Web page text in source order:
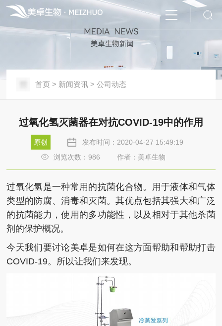
首页 > 新闻资讯 >公司动态
过氧化氢灭菌器在对抗COVID-19中的作用
原创
发布时间：2020-04-27 15:49:19
浏览次数：986 作者：美卓生物
过氧化氢是一种常用的抗菌化合物。用于液体和气体
类型的防腐、消毒和灭菌。其优点包括其强大和广泛
的抗菌能力，使用的多功能性，以及相对于其他杀菌
剂的保护概况。
今天我们要讨论美卓是如何在这方面帮助和帮助打击
COVID-19。所以让我们来发现。